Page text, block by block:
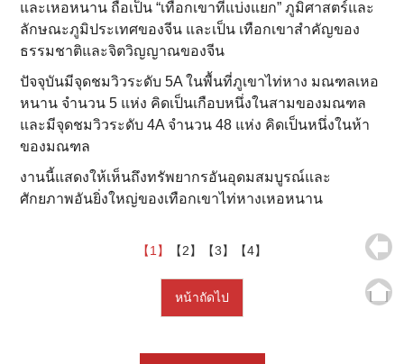
และเหอหนาน ถือเป็น “เทือกเขาที่แบ่งแยก” ภูมิศาสตร์และ
ลักษณะภูมิประเทศของจีน และเป็น เทือกเขาสำคัญของ
ธรรมชาติและจิตวิญญาณของจีน
ปัจจุบันมีจุดชมวิวระดับ 5A ในพื้นที่ภูเขาไท่หาง มณฑลเหอ
หนาน จำนวน 5 แห่ง คิดเป็นเกือบหนึ่งในสามของมณฑล
และมีจุดชมวิวระดับ 4A จำนวน 48 แห่ง คิดเป็นหนึ่งในห้า
ของมณฑล
งานนี้แสดงให้เห็นถึงทรัพยากรอันอุดมสมบูรณ์และ
ศักยภาพอันยิ่งใหญ่ของเทือกเขาไท่หางเหอหนาน
【1】 【2】 【3】 【4】
หน้าถัดไป